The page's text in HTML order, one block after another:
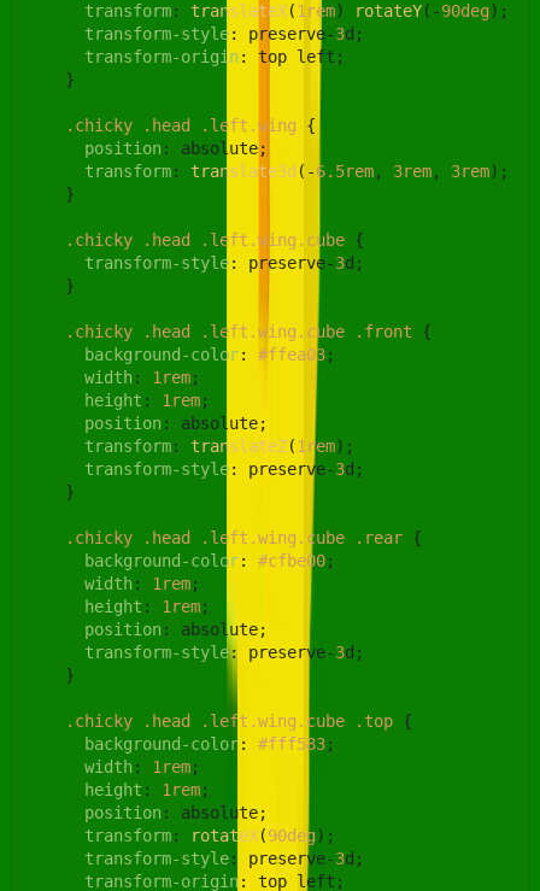
transform: translateX(1rem) rotateY(-90deg);
transform-style: preserve-3d;
transform-origin : top left;
    }
.chicky .head .left .wing {
position: absolute;
transform: translate3d (-6.5rem, 3rem, 3rem);
    }
.chicky .head .left .wing .cube {
transform-style: preserve-3d;
    }
.chicky .head .left .wing .cube .front {
background-color: #ffea03;
width: 1rem;
height : 1rem;
position: absolute;
transform: translateZ(1rem);
transform-style: preserve-3d;
    }
.chicky .head .left .wing .cube .rear {
background-color: #cfbe00;
width: 1rem;
height : 1rem;
position: absolute;
transform-style: preserve-3d;
    }
.chicky .head .left .wing .cube .top {
background-color: #fff583;
width: 1rem;
height : 1rem;
position: absolute;
transform: rotateX(90deg);
transform-style: preserve-3d;
transform-origin : top left;